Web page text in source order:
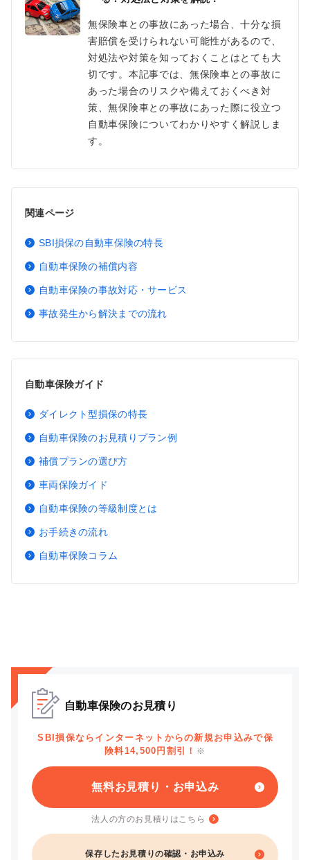
無保険車との事故にあった場合、十分な損
害賠償を受けられない可能性があるので、
対処法や対策を知っておくことはとても大
切です。本記事では、無保険車との事故に
あった場合のリスクや備えておくべき対
策、無保険車との事故にあった際に役立つ
自動車保険についてわかりやすく解説しま
す。
関連ページ
SBI損保の自動車保険の特長
自動車保険の補償内容
自動車保険の事故対応・サービス
事故発生から解決までの流れ
自動車保険ガイド
ダイレクト型損保の特長
自動車保険のお見積りプラン例
補償プランの選び方
車両保険ガイド
自動車保険の等級制度とは
お手続きの流れ
自動車保険コラム
自動車保険のお見積り
SBI損保ならインターネットからの新規お申込みで保
険料14,500円割引！ ※
無料お見積り・お申込み
法人の方のお見積りはこちら
保存したお見積りの確認・お申込み